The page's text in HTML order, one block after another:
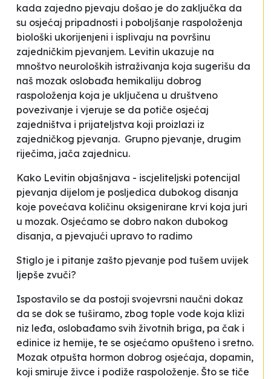
kada zajedno pjevaju došao je do zaključka da
su osjećaj pripadnosti i poboljšanje raspoloženja
biološki ukorijenjeni i isplivaju na površinu
zajedničkim pjevanjem. Levitin ukazuje na
mnoštvo neuroloških istraživanja koja sugerišu da
naš mozak oslobađa hemikaliju dobrog
raspoloženja koja je uključena u društveno
povezivanje i vjeruje se da potiče osjećaj
zajedništva i prijateljstva koji proizlazi iz
zajedničkog pjevanja. Grupno pjevanje, drugim
riječima, jača zajednicu.
Kako Levitin objašnjava - iscjeliteljski potencijal
pjevanja dijelom je posljedica dubokog disanja
koje povećava količinu oksigenirane krvi koja juri
u mozak. Osjećamo se dobro nakon dubokog
disanja, a pjevajući upravo to radimo
Stiglo je i pitanje zašto pjevanje pod tušem uvijek
ljepše zvuči?
Ispostavilo se da postoji svojevrsni naučni dokaz
da se dok se tuširamo, zbog tople vode koja klizi
niz leđa, oslobađamo svih životnih briga, pa čak i
edinice iz hemije, te se osjećamo opušteno i sretno.
Mozak otpušta hormon dobrog osjećaja, dopamin,
koji smiruje živce i podiže raspoloženje. Što se tiče